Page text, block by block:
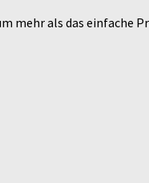
mehr als das einfache